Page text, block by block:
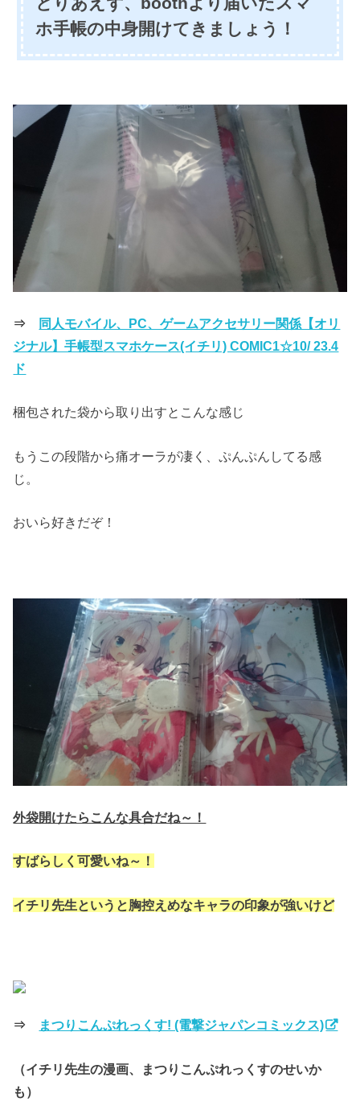
ホ手帳の中身開けてきましょう！
⇒
同人モバイル、PC、ゲームアクセサリー関係【オリ
ジナル】手帳型スマホケース(イチリ) COMIC1☆10/ 23.4
ド
梱包された袋から取り出すとこんな感じ
もうこの段階から痛オーラが凄く、ぷんぷんしてる感
じ。
おいら好きだぞ！
外袋開けたらこんな具合だね～！
すばらしく可愛いね～！
イチリ先生というと胸控えめなキャラの印象が強いけど
⇒ まつりこんぷれっくす! (電撃ジャパンコミックス)
（イチリ先生の漫画、まつりこんぷれっくすのせいか
も）